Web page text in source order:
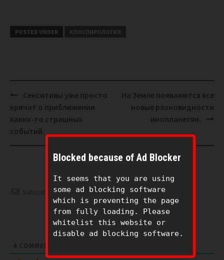
POSTED UNDER КОНСПИРОЛОГИЯ
Post
navigation
Сенситивы уже просто
кричат о приближении
каких-то страшных
событий.
На Земле появляются все
новые разновидности
инопланетян.
Please login to comment
Blocked because of Ad Blocker
It seems that you are using
some ad blocking software
which is preventing the page
from fully loading. Please
whitelist this website or
disable ad blocking software.